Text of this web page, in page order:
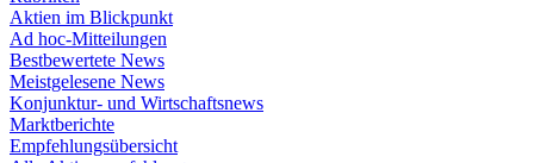
Aktien im Blickpunkt
Ad hoc-Mitteilungen
Bestbewertete News
Meistgelesene News
Konjunktur- und Wirtschaftsnews
Marktberichte
Empfehlungsübersicht